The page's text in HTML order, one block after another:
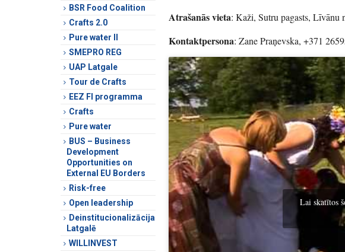
Atrašanās vieta: Kaži, Sutru pagasts, Līvānu
Kontaktpersona: Zane Praņevska, +371
Lai skatītos
BSR Food Coalition
Crafts 2.0
Pure water II
SMEPRO REG
UAP Latgale
Tour de Crafts
EEZ FI programma
Crafts
Pure water
BUS – Business
Development
Opportunities on
External EU Borders
Risk-free
Open leadership
Deinstitucionalizācija
Latgalē
WILLINVEST